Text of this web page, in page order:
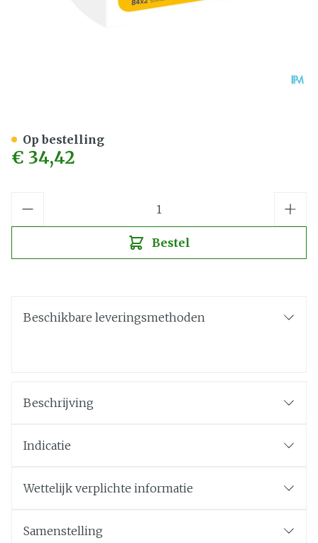
€ 34,42
Bestel
Op bestelling
Beschikbare leveringsmethoden
Beschrijving
Indicatie
Wettelijk verplichte informatie
Samenstelling